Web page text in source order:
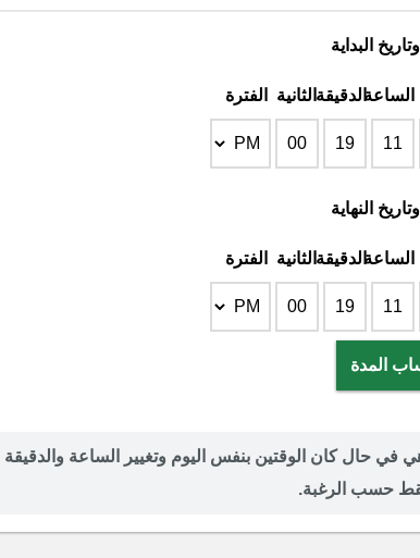
البداية
الساعةالدقيقة الثانية الفترة
النهاية
الساعةالدقيقة الثانية الفترة
المدة
في حال كان الوقتين بنفس اليوم وتغيير الساعة والدقيقة
فقط حسب الرغبة.